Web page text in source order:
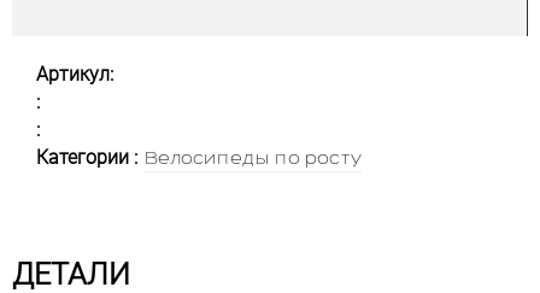
Артикул:
:
:
Категории : Велосипеды по росту
ДЕТАЛИ